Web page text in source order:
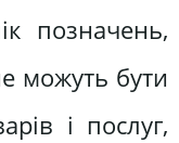
позначень,
можуть бути
і послуг,